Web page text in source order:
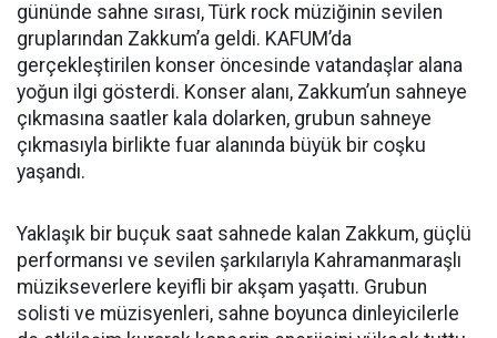
gününde sahne sırası, Türk rock müziğinin sevilen
gruplarından Zakkum’a geldi. KAFUM’da
gerçekleştirilen konser öncesinde vatandaşlar alana
yoğun ilgi gösterdi. Konser alanı, Zakkum’un sahneye
çıkmasına saatler kala dolarken, grubun sahneye
çıkmasıyla birlikte fuar alanında büyük bir coşku
yaşandı.
Yaklaşık bir buçuk saat sahnede kalan Zakkum, güçlü
performansı ve sevilen şarkılarıyla Kahramanmaraşlı
müzikseverlere keyifli bir akşam yaşattı. Grubun
solisti ve müzisyenleri, sahne boyunca dinleyicilerle